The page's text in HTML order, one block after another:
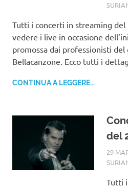
Tutti i concerti in streaming del
vedere i live in occasione
promossa dai professionisti del
Bellacanzone. Ecco tutti i
CONTINUA A LEGGERE...
del
29
Tutti